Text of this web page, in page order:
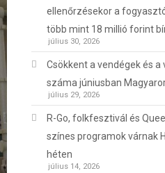
ellenőrzésekor a
több mint 18 millió forint
július 30, 2026
Csökkent a vendégek és
száma júniusban
július 29, 2026
R-Go, folkfesztivál és
színes programok várnak
héten
július 14, 2026